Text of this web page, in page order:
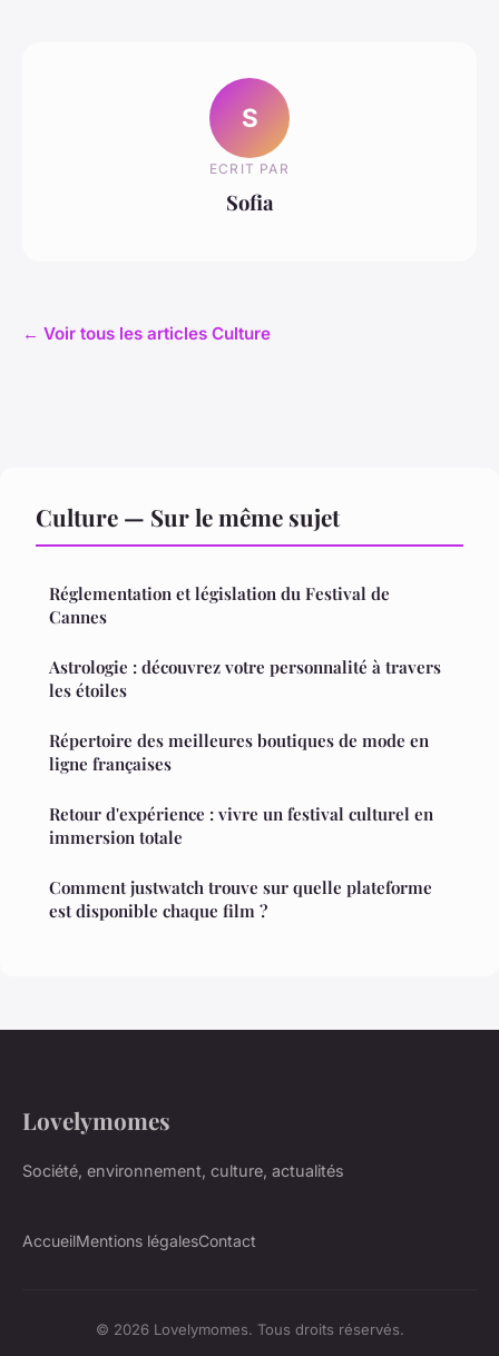
S
ECRIT PAR
Sofia
← Voir tous les articles Culture
Culture — Sur le même sujet
Réglementation et législation du Festival de
Cannes
Astrologie : découvrez votre personnalité à travers
les étoiles
Répertoire des meilleures boutiques de mode en
ligne françaises
Retour d'expérience : vivre un festival culturel en
immersion totale
Comment justwatch trouve sur quelle plateforme
est disponible chaque film ?
Lovelymomes
Société, environnement, culture, actualités
AccueilMentions légalesContact
© 2026 Lovelymomes. Tous droits réservés.